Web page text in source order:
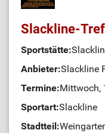
Slackline-
Sportstätte:
Anbieter:Slackline
Termine:Mittwoch,
Sportart:Slackline
Stadtteil: